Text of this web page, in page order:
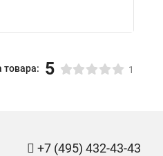
5 1
+7 (495) 432-43-43